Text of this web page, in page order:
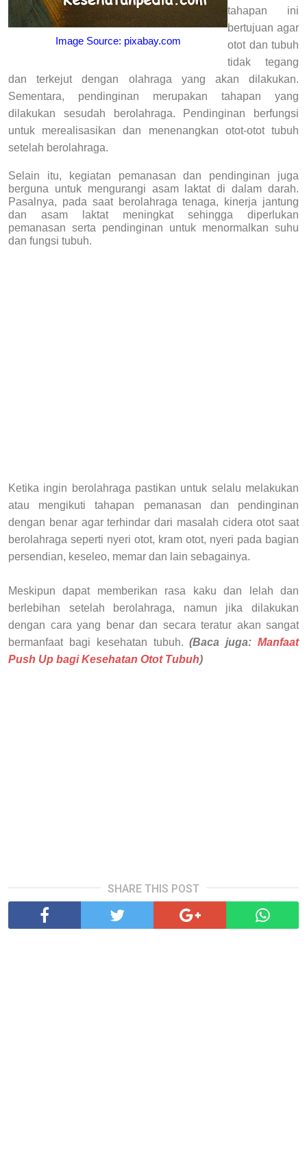
Image Source: pixabay.com
tahapan ini
bertujuan agar
otot dan tubuh
tidak tegang
dan terkejut dengan olahraga yang akan dilakukan.
Sementara, pendinginan merupakan tahapan yang
dilakukan sesudah berolahraga. Pendinginan berfungsi
untuk merealisasikan dan menenangkan otot-otot tubuh
setelah berolahraga.
Selain itu, kegiatan pemanasan dan pendinginan juga
berguna untuk mengurangi asam laktat di dalam darah.
Pasalnya, pada saat berolahraga tenaga, kinerja jantung
dan asam laktat meningkat sehingga diperlukan
pemanasan serta pendinginan untuk menormalkan suhu
dan fungsi tubuh.
Ketika ingin berolahraga pastikan untuk selalu melakukan
atau mengikuti tahapan pemanasan dan pendinginan
dengan benar agar terhindar dari masalah cidera otot saat
berolahraga seperti nyeri otot, kram otot, nyeri pada bagian
persendian, keseleo, memar dan lain sebagainya.
Meskipun dapat memberikan rasa kaku dan lelah dan
berlebihan setelah berolahraga, namun jika dilakukan
dengan cara yang benar dan secara teratur akan sangat
bermanfaat bagi kesehatan tubuh.(Baca juga:Manfaat
Push Up bagi Kesehatan Otot Tubuh)
SHARE THIS POST